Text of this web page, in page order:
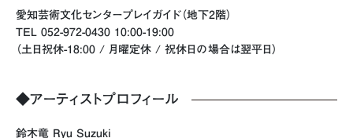
愛知芸術文化センタープレイガイド（地下2階）
TEL 052-972-0430 10:00-19:00
（土日祝休-18:00 / 月曜定休 / 祝休日の場合は翌平日）
◆アーティストプロフィール
鈴木竜 Ryu Suzuki